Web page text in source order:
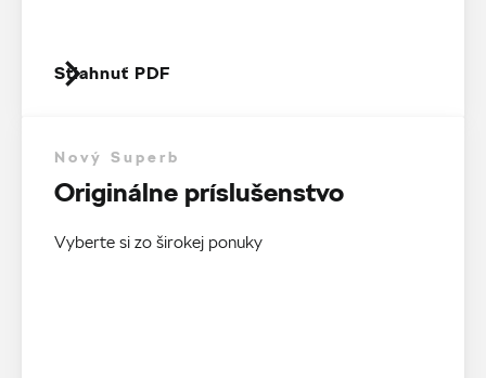
Stiahnuť PDF
Nový Superb
Originálne príslušenstvo
Vyberte si zo širokej ponuky